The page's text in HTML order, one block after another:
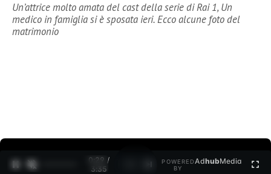
Un’attrice molto amata del cast della serie di Rai 1, Un
medico in famiglia si è sposata ieri. Ecco alcune foto del
matrimonio
0:30 /
3:35
POWERED
BY
AdhubMedia